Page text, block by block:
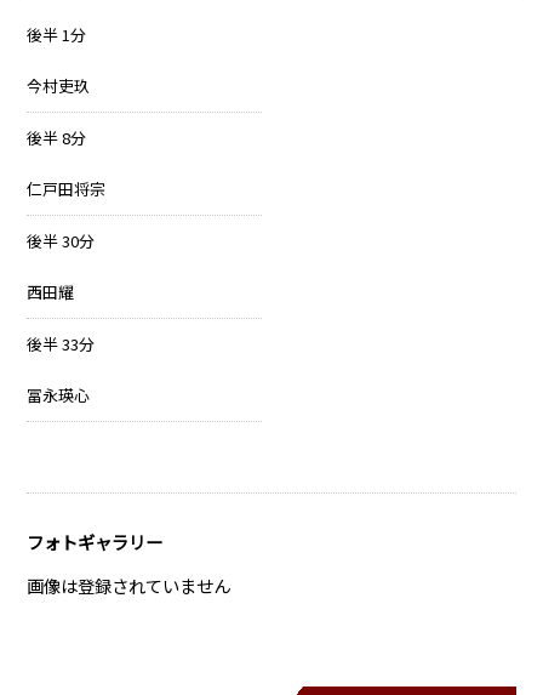
後半 1分
今村吏玖
後半 8分
仁戸田将宗
後半 30分
西田耀
後半 33分
冨永瑛心
フォトギャラリー
画像は登録されていません